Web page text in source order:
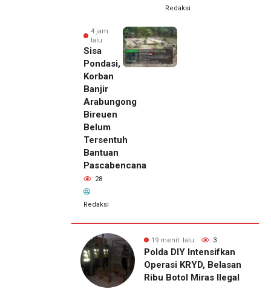
Redaksi
4 jam
lalu
Sisa
Pondasi,
Korban
Banjir
Arabungong
Bireuen
Belum
Tersentuh
Bantuan
Pascabencana
28
Redaksi
4 jam lalu 28
Sisa Pondasi, Korban
Banjir Arabungong
Bireuen Belum
12 menit
lalu
Sidang
Perdata